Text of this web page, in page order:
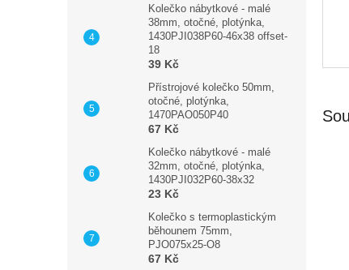
Kolečko nábytkové - malé
38mm, otočné, plotýnka,
1430PJI038P60-46x38 offset-
18
39 Kč
Přístrojové kolečko 50mm,
otočné, plotýnka,
1470PAO050P40
67 Kč
Kolečko nábytkové - malé
32mm, otočné, plotýnka,
1430PJI032P60-38x32
23 Kč
Kolečko s termoplastickým
běhounem 75mm,
PJO075x25-O8
67 Kč